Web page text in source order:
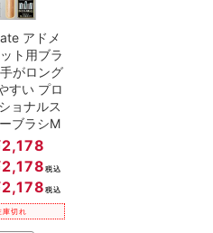
アドメ
ト用ブラ
がロング
すい プロ
ョナルス
ブラシM
2,178
2,178 税込
2,178 税込
庫切れ